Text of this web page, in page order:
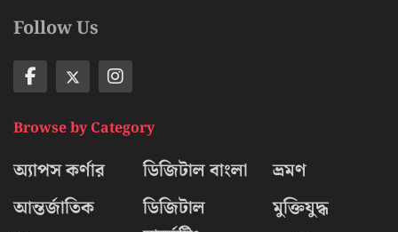
Follow Us
Browse by Category
অ্যাপস কর্ণার
আন্তর্জাতিক
ডিজিটাল বাংলা
ডিজিটাল
ভ্রমণ
মুক্তিযুদ্ধ